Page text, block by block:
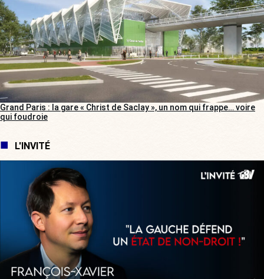
Grand Paris : la gare « Christ de Saclay », un nom qui frappe… voire
qui foudroie
L'INVITÉ